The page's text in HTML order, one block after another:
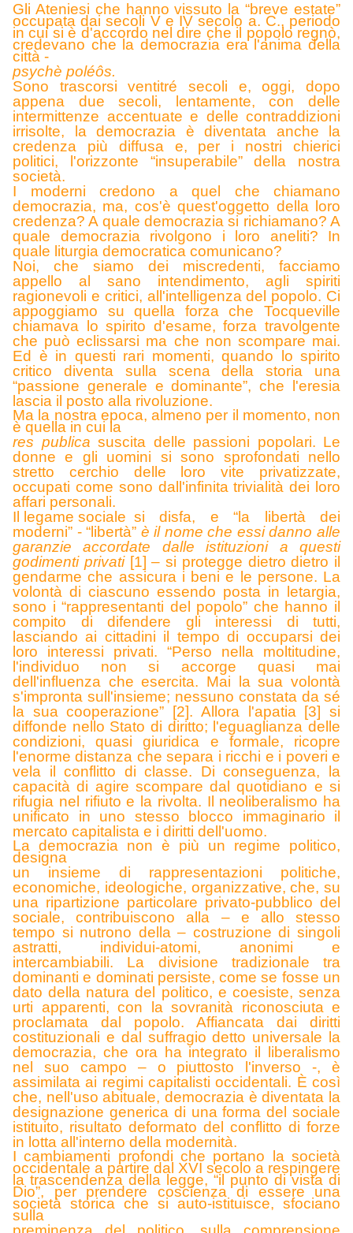
Gli Ateniesi che hanno vissuto la “breve estate”
occupata dai secoli V e IV secolo a. C., periodo
in cui si è d'accordo nel dire che il popolo regnò,
credevano che la democrazia era l'anima della
città -
psychè poléôs.
Sono trascorsi ventitré secoli e, oggi, dopo
appena due secoli, lentamente, con delle
intermittenze accentuate e delle contraddizioni
irrisolte, la democrazia è diventata anche la
credenza più diffusa e, per i nostri chierici
politici, l'orizzonte “insuperabile” della nostra
società.
I moderni credono a quel che chiamano
democrazia, ma, cos'è quest'oggetto della loro
credenza? A quale democrazia si richiamano? A
quale democrazia rivolgono i loro aneliti? In
quale liturgia democratica comunicano?
Noi, che siamo dei miscredenti, facciamo
appello al sano intendimento, agli spiriti
ragionevoli e critici, all'intelligenza del popolo. Ci
appoggiamo su quella forza che Tocqueville
chiamava lo spirito d'esame, forza travolgente
che può eclissarsi ma che non scompare mai.
Ed è in questi rari momenti, quando lo spirito
critico diventa sulla scena della storia una
“passione generale e dominante”, che l'eresia
lascia il posto alla rivoluzione.
Ma la nostra epoca, almeno per il momento, non
è quella in cui la
res publica suscita delle passioni popolari. Le
donne e gli uomini si sono sprofondati nello
stretto cerchio delle loro vite privatizzate,
occupati come sono dall'infinita trivialità dei loro
affari personali.
Il legame sociale si disfa, e “la libertà dei
moderni” - “libertà” è il nome che essi danno alle
garanzie accordate dalle istituzioni a questi
godimenti privati [1] – si protegge dietro dietro il
gendarme che assicura i beni e le persone. La
volontà di ciascuno essendo posta in letargia,
sono i “rappresentanti del popolo” che hanno il
compito di difendere gli interessi di tutti,
lasciando ai cittadini il tempo di occuparsi dei
loro interessi privati. “Perso nella moltitudine,
l'individuo non si accorge quasi mai
dell'influenza che esercita. Mai la sua volontà
s'impronta sull'insieme; nessuno constata da sé
la sua cooperazione” [2]. Allora l'apatia [3] si
diffonde nello Stato di diritto; l'eguaglianza delle
condizioni, quasi giuridica e formale, ricopre
l'enorme distanza che separa i ricchi e i poveri e
vela il conflitto di classe. Di conseguenza, la
capacità di agire scompare dal quotidiano e si
rifugia nel rifiuto e la rivolta. Il neoliberalismo ha
unificato in uno stesso blocco immaginario il
mercato capitalista e i diritti dell'uomo.
La democrazia non è più un regime politico,
designa
un insieme di rappresentazioni politiche,
economiche, ideologiche, organizzative, che, su
una ripartizione particolare privato-pubblico del
sociale, contribuiscono alla – e allo stesso
tempo si nutrono della – costruzione di singoli
astratti, individui-atomi, anonimi e
intercambiabili. La divisione tradizionale tra
dominanti e dominati persiste, come se fosse un
dato della natura del politico, e coesiste, senza
urti apparenti, con la sovranità riconosciuta e
proclamata dal popolo. Affiancata dai diritti
costituzionali e dal suffragio detto universale la
democrazia, che ora ha integrato il liberalismo
nel suo campo – o piuttosto l'inverso -, è
assimilata ai regimi capitalisti occidentali. È così
che, nell'uso abituale, democrazia è diventata la
designazione generica di una forma del sociale
istituito, risultato deformato del conflitto di forze
in lotta all'interno della modernità.
I cambiamenti profondi che portano la società
occidentale a partire dal XVI secolo a respingere
la trascendenza della legge, “il punto di vista di
Dio”, per prendere coscienza di essere una
società storica che si auto-istituisce, sfociano
sulla